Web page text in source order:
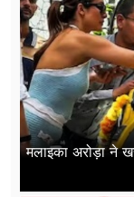
मलाइका अरोड़ा ने